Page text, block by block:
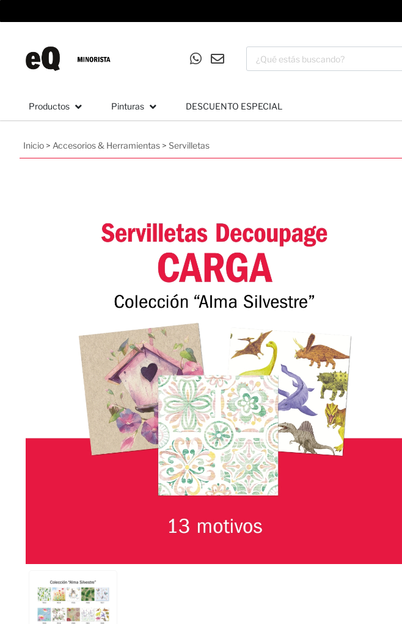
Productos Pinturas DESCUENTO ESPECIAL
Inicio > Accesorios & Herramientas > Servilletas